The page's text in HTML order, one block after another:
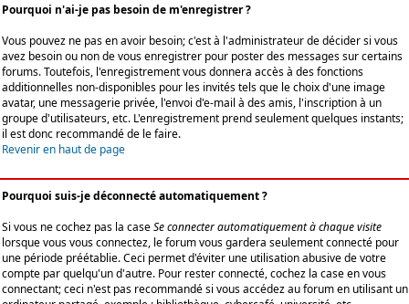
Pourquoi n'ai-je pas besoin de m'enregistrer ?
Vous pouvez ne pas en avoir besoin; c'est à l'administrateur de décider si vous
avez besoin ou non de vous enregistrer pour poster des messages sur certains
forums. Toutefois, l'enregistrement vous donnera accès à des fonctions
additionnelles non-disponibles pour les invités tels que le choix d'une image
avatar, une messagerie privée, l'envoi d'e-mail à des amis, l'inscription à un
groupe d'utilisateurs, etc. L'enregistrement prend seulement quelques instants;
il est donc recommandé de le faire.
Revenir en haut de page
Pourquoi suis-je déconnecté automatiquement ?
Si vous ne cochez pas la caseSe connecter automatiquement à chaque visite
lorsque vous vous connectez, le forum vous gardera seulement connecté pour
une période préétablie. Ceci permet d'éviter une utilisation abusive de votre
compte par quelqu'un d'autre. Pour rester connecté, cochez la case en vous
connectant; ceci n'est pas recommandé si vous accédez au forum en utilisant un